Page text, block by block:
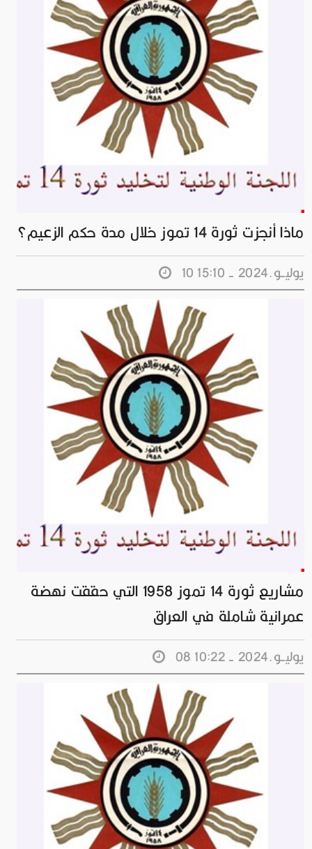
ماذا أنجزت ثورة 14 تموز خلال مدة حكم الزعيم؟
10 يوليــو.2024 - 15:10
مشاريع ثورة 14 تموز 1958 التي حققت نهضة
عمرانية شاملة في العراق
08 يوليــو.2024 - 10:22